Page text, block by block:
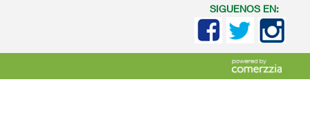
SIGUENOS EN: